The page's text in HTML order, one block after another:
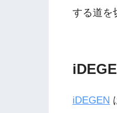
する道を
iDEGEN